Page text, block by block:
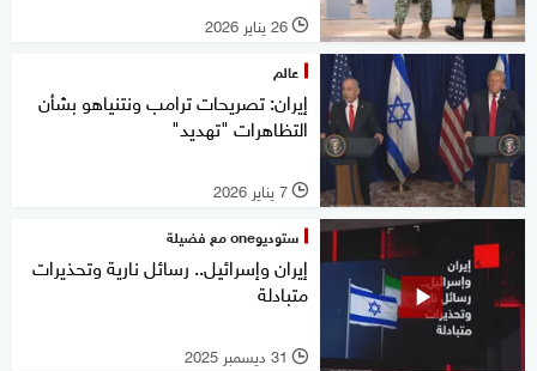
l 26 يناير 2026
عالم
إيران: تصريحات ترامب ونتنياهو بشأن
التظاهرات "تهديد"
l 7 يناير 2026
ستوديوone مع فضيلة
إيران وإسرائيل.. رسائل نارية وتحذيرات
متبادلة
l 31 ديسمبر 2025